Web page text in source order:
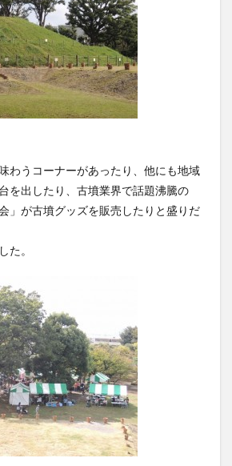
わうコーナーがあったり、他にも地域
を出したり、古墳業界で話題沸騰の
」が古墳グッズを販売したりと盛りだ
た。